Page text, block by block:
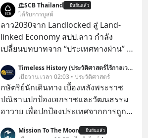
เรื่องใหญ่ หรือแม้แต่เรื่องสำคัญของ
ชีวิตเกิดจากการที่เรามี ‘อิสรภาพ’ และมี
ทางเลือกมากมาย ซึ่งเมื่อเทียบกับสัตว์
แล้วก็จะเห็นความแตกต่างได้ชัดว่าเรา
มากแค่ไหน แต่อิสรภาพ อำนาจ หรือ
การได้มีสิทธิเลือกนี้กลับสร้างความ
กังวลให้กับเรา แล้วเราจะรับมือกับ
ความกังวลนี้อย่างไร? ติดตามได้ในพอด
แคสต์ 5M EP. นี้ #goodtime
#5minutespodcast
SCB Thailand ยืนยันแล้ว
ได้รับการบูสต์
ลาว2030จาก Landlocked สู่ Land-
linked Economy สปป.ลาว กำลัง
เปลี่ยนบทบาทจาก “ประเทศทางผ่าน” สู่
ของอนุภูมิภาคลุ่มแม่น้ำโขง
Timeless History (ประวัติศาสตร์ไร้กาลเวลา)
เมื่อวาน เวลา 02:03 • ประวัติศาสตร์
กษัตริย์นักเดินทาง เบื้องหลังพระราช
ปณิธานปกป้องเอกราชและวัฒนธรรม
ฮาวาย เพื่อปกป้องประเทศจากการถูก
ฮาวายไว้ “พระเจ้าคาลาคาอัวแห่ง
Mission To The Moon ยืนยันแล้ว